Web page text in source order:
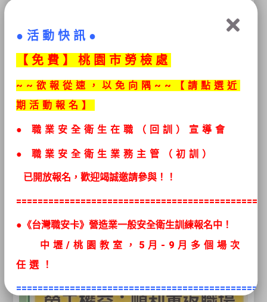
●活動快訊●
【免 費】桃園市勞檢處
~~欲報從速，以免向隅~~【請點選近
期活動報名】
● 職業安全衛生在職（回訓）宣導會
● 職業安全衛生 業務主管（初訓）
已開放報名，歡迎竭誠邀請參與！！
●《台灣職安卡》營造業一般安全衛生訓練報名中！
中壢/桃園教室，5 月 -9月多個場次
任選
！